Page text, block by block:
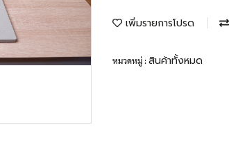
เพิ่มรายการโปรด
หมวดหมู่ :สินค้าทั้งหมด